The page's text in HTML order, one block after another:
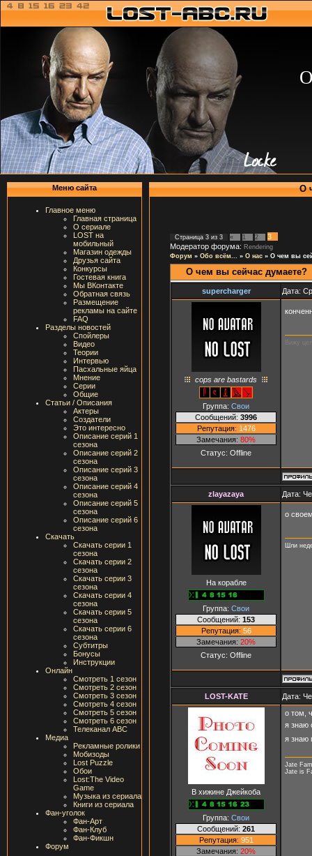
Меню сайта
Главное меню
Главная страница
О сериале
LOST на
мобильный
Магазин одежды
Друзья сайта
Конкурсы
Гостевая книга
Мы ВКонтакте
Обратная связь
Размещение
рекламы на сайте
FAQ
Разделы новостей
Спойлеры
Видео
Теории
Интервью
Пасхальные яйца
Мнение
Серии
Общие
Статьи / Описания
Актеры
Создатели
Это интересно
Описание серий 1
сезона
Описание серий 2
сезона
Описание серий 3
сезона
Описание серий 4
сезона
Описание серий 5
сезона
Описание серий 6
сезона
Скачать
Скачать серии 1
сезона
Скачать серии 2
сезона
Скачать серии 3
сезона
Скачать серии 4
сезона
Скачать серии 5
сезона
Скачать серии 6
сезона
Субтитры
Бонусы
Инструкции
Онлайн
Смотреть 1 сезон
Смотреть 2 сезон
Смотреть 3 сезон
Смотреть 4 сезон
Смотреть 5 сезон
Смотреть 6 сезон
Телеканал ABC
Медиа
Рекламные ролики
Мобизоды
Lost Puzzle
Обои
Lost:The Video
Game
Музыка из сериала
Книги из сериала
Фан-уголок
Фан-Арт
Фан-Клуб
Фан-Фикшн
Форум
О
Страница 3 из 3 « 1 2
3
Модератор форума: Rendering
Форум » Обо всём... » О нас » О чем вы
О чем вы сейчас думаете?
supercharger Дата:
cops are bastards
Группа: Свои
Сообщений: 3996
Репутация: 1476
Замечания: 80%
Статус: Offline
zlayazaya Дата:
На корабле
Группа: Свои
Сообщений: 153
Репутация: 56
Замечания: 20%
Статус: Offline
о
Шли
LOST-KATE Дата:
В хижине Джейкоба
Группа: Свои
Сообщений: 261
Репутация: 951
Замечания: 20%
о том,
я знаю
я знаю
Jate
Jate is